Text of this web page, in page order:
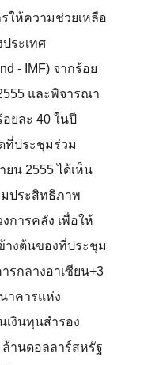
รให้ความช่วยเหลือ
ระเทศ
- IMF) จากร้อย
และพิจารณา
ยละ 40 ในปี
ที่ประชุมร่วม
ยน 2555 ได้เห็น
มประสิทธิภาพ
การคลัง เพื่อให้
งต้นของที่ประชุม
รกลางอาเซียน+3
าคารแห่ง
เงินทุนสำรอง
ล้านดอลลาร์สหรัฐ